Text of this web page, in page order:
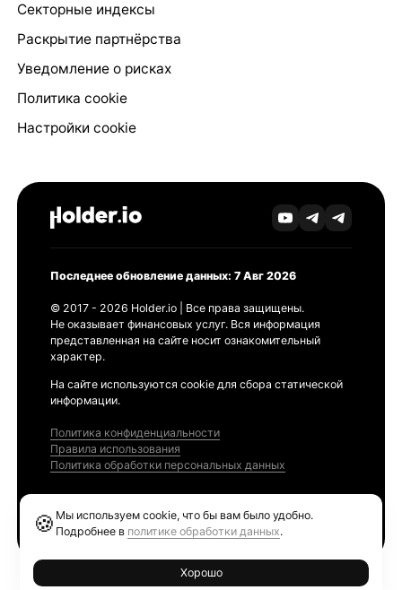
Секторные индексы
Раскрытие партнёрства
Уведомление о рисках
Политика cookie
Настройки cookie
Последнее обновление данных: 7 Авг 2026
© 2017 - 2026 Holder.io | Все права защищены.
Не оказывает финансовых услуг. Вся информация
представленная на сайте носит ознакомительный
характер.
На сайте используются cookie для сбора статической
информации.
Политика конфиденциальности
Правила использования
Политика обработки персональных данных
🍪 Мы используем cookie, что бы вам было удобно.
Подробнее в политике обработки данных.
Хорошо
Ethereum GAS Tracker